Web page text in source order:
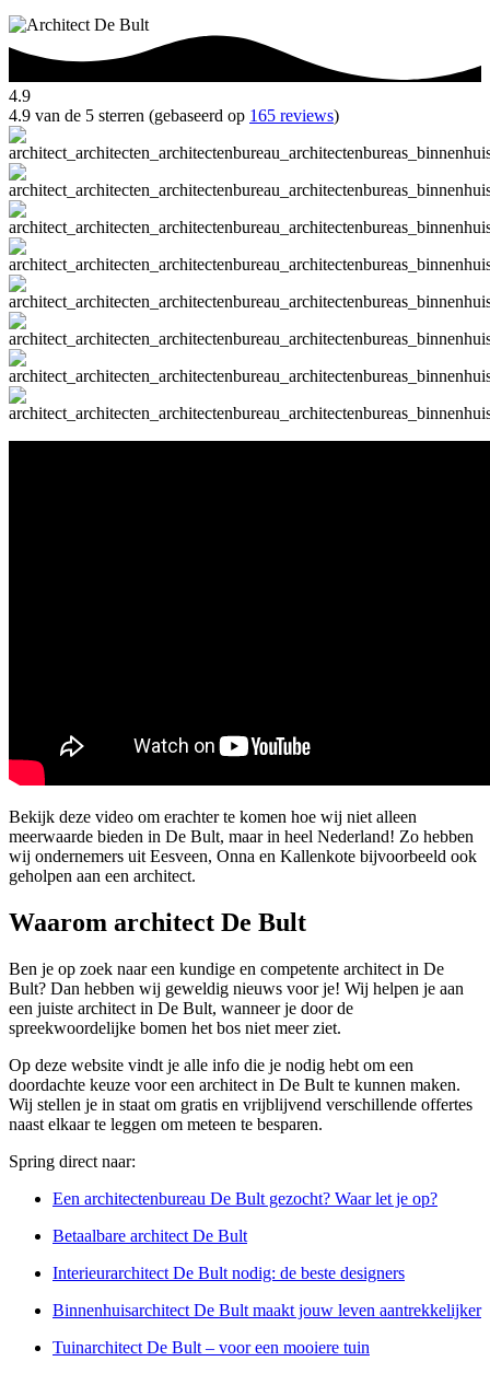
4.9
4.9 van de 5 sterren (gebaseerd op 165 reviews)
Bekijk deze video om erachter te komen hoe wij niet alleen
meerwaarde bieden in De Bult, maar in heel Nederland! Zo hebben
wij ondernemers uit Eesveen, Onna en Kallenkote bijvoorbeeld ook
geholpen aan een architect.
Waarom architect De Bult
Ben je op zoek naar een kundige en competente architect in De
Bult? Dan hebben wij geweldig nieuws voor je! Wij helpen je aan
een juiste architect in De Bult, wanneer je door de
spreekwoordelijke bomen het bos niet meer ziet.
Op deze website vindt je alle info die je nodig hebt om een
doordachte keuze voor een architect in De Bult te kunnen maken.
Wij stellen je in staat om gratis en vrijblijvend verschillende offertes
naast elkaar te leggen om meteen te besparen.
Spring direct naar:
Een architectenbureau De Bult gezocht? Waar let je op?
Betaalbare architect De Bult
Interieurarchitect De Bult nodig: de beste designers
Binnenhuisarchitect De Bult maakt jouw leven aantrekkelijker
Tuinarchitect De Bult – voor een mooiere tuin